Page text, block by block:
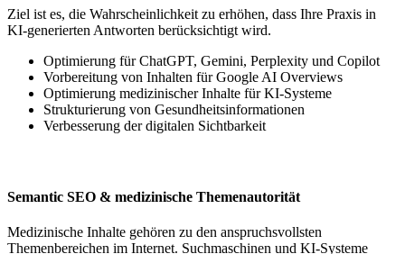
Ziel ist es, die Wahrscheinlichkeit zu erhöhen, dass Ihre Praxis in
KI-generierten Antworten berücksichtigt wird.
Optimierung für ChatGPT, Gemini, Perplexity und Copilot
Vorbereitung von Inhalten für Google AI Overviews
Optimierung medizinischer Inhalte für KI-Systeme
Strukturierung von Gesundheitsinformationen
Verbesserung der digitalen Sichtbarkeit
Semantic SEO & medizinische Themenautorität
Medizinische Inhalte gehören zu den anspruchsvollsten
Themenbereichen im Internet. Suchmaschinen und KI-Systeme